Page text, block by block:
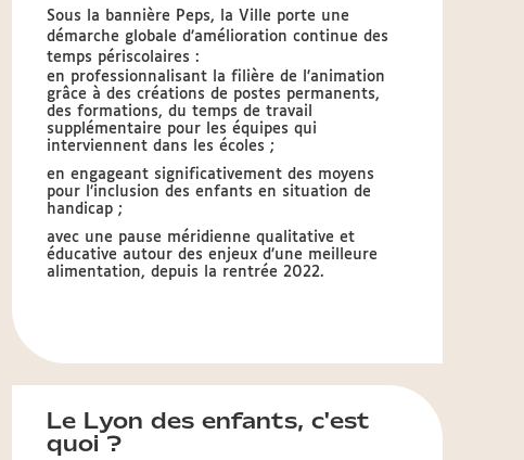
Sous la bannière Peps, la Ville porte une
démarche globale d’amélioration continue des
temps périscolaires :
en professionnalisant la filière de l’animation
grâce à des créations de postes permanents,
des formations, du temps de travail
supplémentaire pour les équipes qui
interviennent dans les écoles ;
en engageant significativement des moyens
pour l’inclusion des enfants en situation de
handicap ;
avec une pause méridienne qualitative et
éducative autour des enjeux d’une meilleure
alimentation, depuis la rentrée 2022.
Le Lyon des enfants, c'est
quoi ?